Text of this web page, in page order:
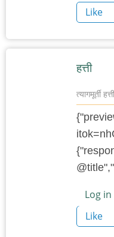
Like
हत्ती
त्यागमूर्ती हत्ती
Log in
Like